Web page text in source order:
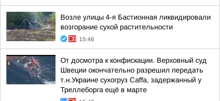
Возле улицы 4-я Бастионная ликвидировали
возгорание сухой растительности
15:46
От досмотра к конфискации. Верховный суд
Швеции окончательно разрешил передать
т.н.Украине сухогруз Caffa, задержанный у
Треллеборга ещё в марте